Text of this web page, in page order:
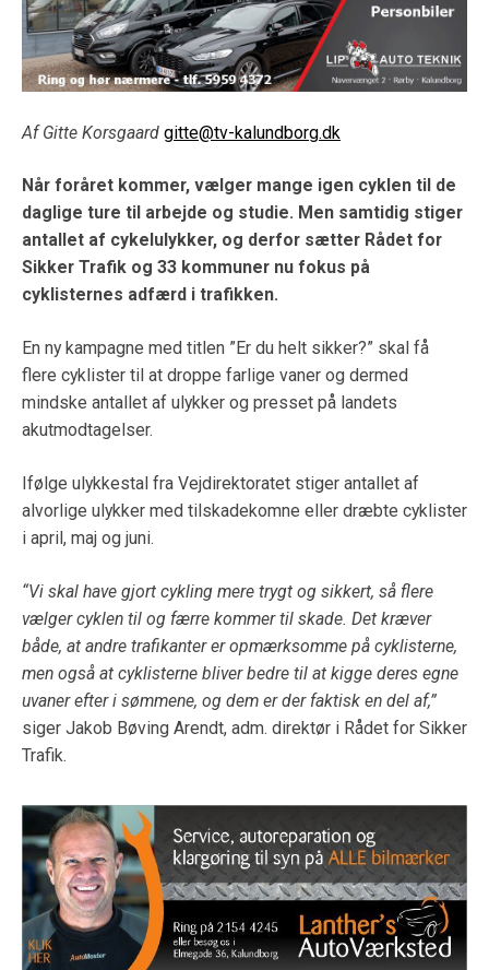
Af Gitte Korsgaard gitte@tv-kalundborg.dk
Når foråret kommer, vælger mange igen cyklen til de
daglige ture til arbejde og studie. Men samtidig stiger
antallet af cykelulykker, og derfor sætter Rådet for
Sikker Trafik og 33 kommuner nu fokus på
cyklisternes adfærd i trafikken.
En ny kampagne med titlen ”Er du helt sikker?” skal få
flere cyklister til at droppe farlige vaner og dermed
mindske antallet af ulykker og presset på landets
akutmodtagelser.
Ifølge ulykkestal fra Vejdirektoratet stiger antallet af
alvorlige ulykker med tilskadekomne eller dræbte cyklister
i april, maj og juni.
“Vi skal have gjort cykling mere trygt og sikkert, så flere
vælger cyklen til og færre kommer til skade. Det kræver
både, at andre trafikanter er opmærksomme på cyklisterne,
men også at cyklisterne bliver bedre til at kigge deres egne
uvaner efter i sømmene, og dem er der faktisk en del af,”
siger Jakob Bøving Arendt, adm. direktør i Rådet for Sikker
Trafik.